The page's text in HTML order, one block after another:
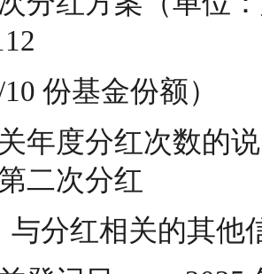
份基金份额）
年度分红次数的
二次分红
与分红相关的其他